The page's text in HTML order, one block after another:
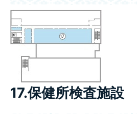
17.保健所検査施設